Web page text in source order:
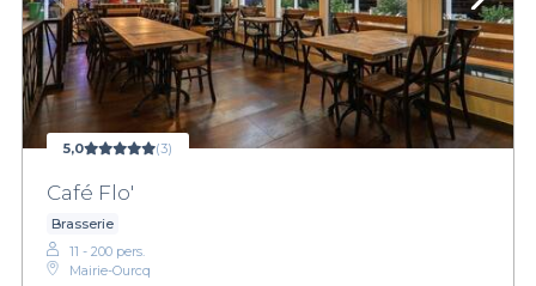
5,0 (3)
Café Flo'
Brasserie
11 - 200 pers.
Mairie-Ourcq